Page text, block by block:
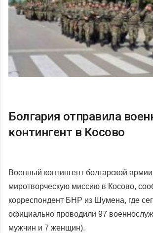
Болгария отправила
контингент в Косово
Военный контингент болгарской
миротворческую миссию в Косово,
корреспондент БНР из Шумена, где
официально проводили 97
мужчин и 7 женщин).